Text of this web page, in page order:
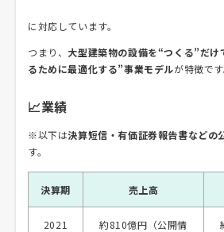
に対応しています。
つまり、 大型建築物の設備を“つくる”だけ
るために最適化する”事業モデルが特徴です
📈業績
※以下は決算短信・有価証券報告書などの
す。
決算期 売上高
2021
約810億円（公開情